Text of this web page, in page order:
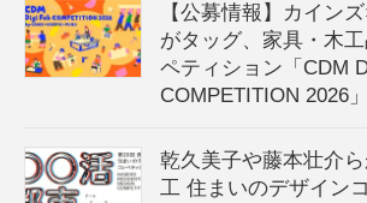
【公募情報】カイン
がタッグ、家具・木
ペティション「CDM
COMPETITION 2026
乾久美子や藤本壮介
工 住まいのデザイン